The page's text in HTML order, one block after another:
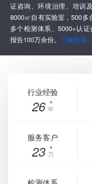
证咨询、环境治理、培训
8000㎡自有实验室，500
多个检测体系、5000+认
报告100万余份。 了解更多»
行业经验
26 年
服务客户
23 万